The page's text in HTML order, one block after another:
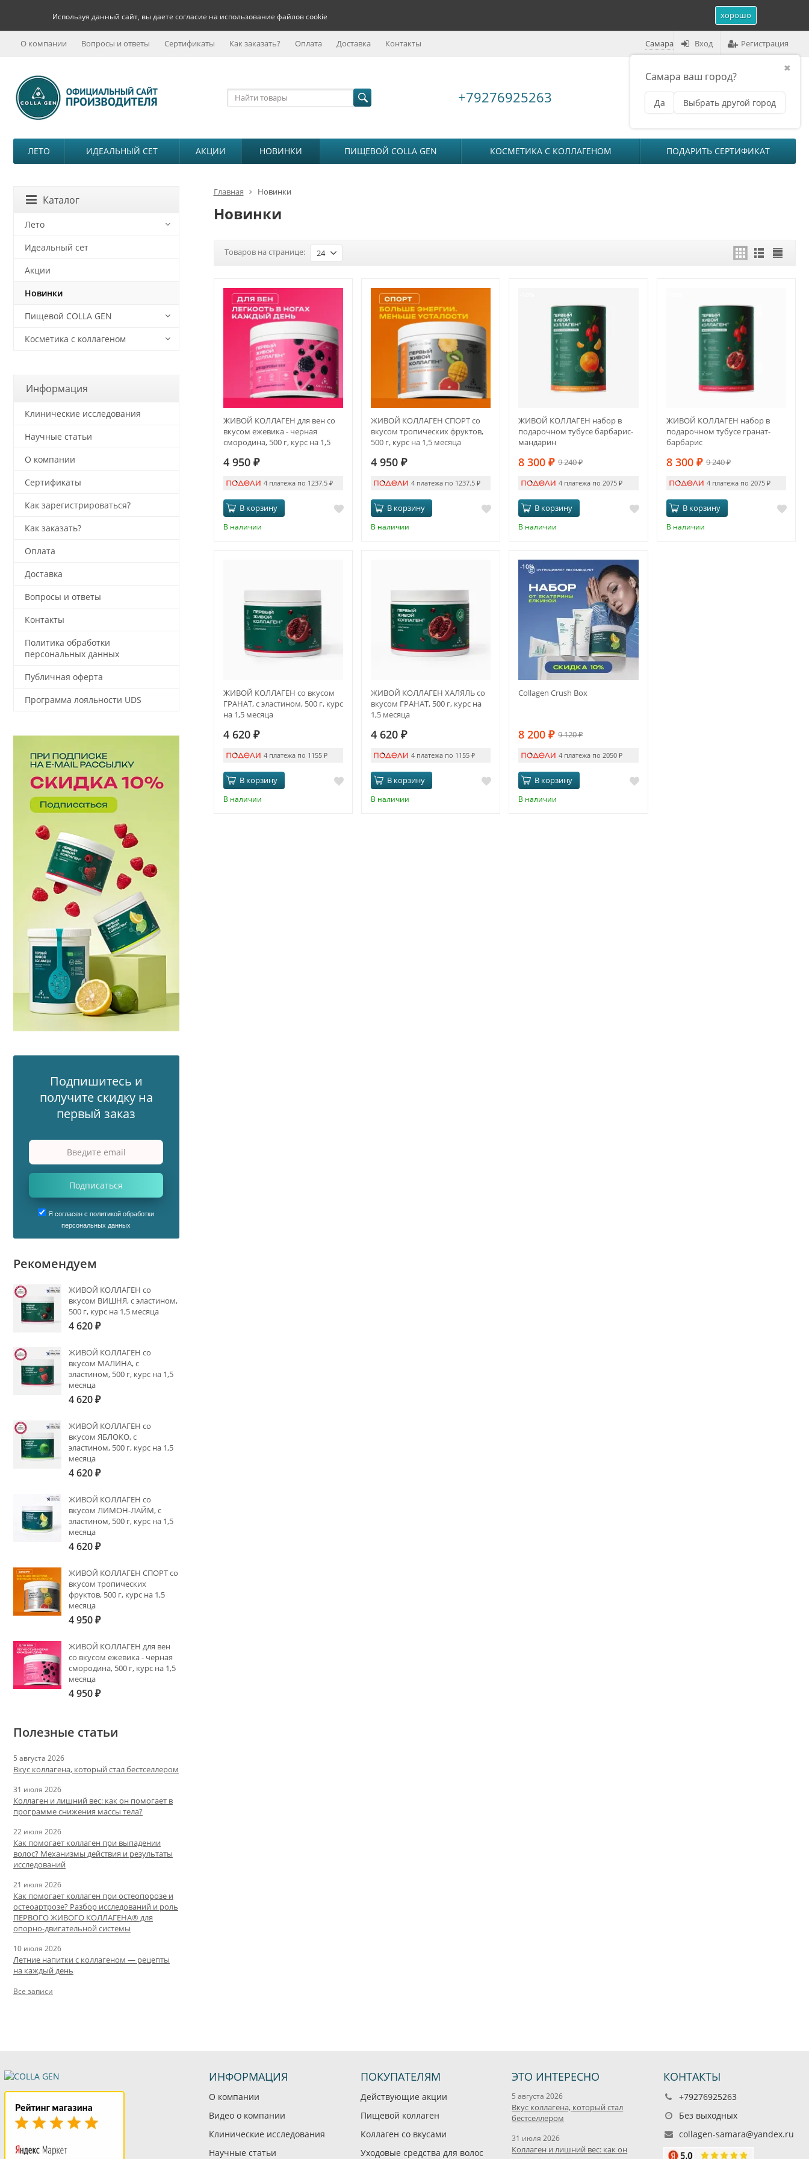
Используя данный сайт, вы даете согласие на использование файлов cookie хорошо
Самара
✖
Самара ваш город?
Да Выбрать другой город
Вход Регистрация
О компании Вопросы и ответы Сертификаты Как заказать? Оплата Доставка Контакты
+79276925263 на сумму0₽
ЛЕТО ИДЕАЛЬНЫЙ СЕТ АКЦИИ НОВИНКИ ПИЩЕВОЙ COLLA GEN КОСМЕТИКА С КОЛЛАГЕНОМ ПОДАРИТЬ СЕРТИФИКАТ
Главная Новинки
Новинки
Товаров на странице: 24
ЖИВОЙ КОЛЛАГЕН для вен со
вкусом ежевика - черная
смородина, 500 г, курс на 1,5
4 950 ₽
4 платежа по 1237.5₽
В корзину
В наличии
ЖИВОЙ КОЛЛАГЕН СПОРТ со
вкусом тропических фруктов,
500 г, курс на 1,5 месяца
4 950 ₽
4 платежа по 1237.5₽
В корзину
В наличии
ЖИВОЙ КОЛЛАГЕН набор в
подарочном тубусе барбарис-
мандарин
8 300₽ 9 240₽
4 платежа по 2075 ₽
В корзину
В наличии
ЖИВОЙ КОЛЛАГЕН набор в
подарочном тубусе гранат-
барбарис
8 300 ₽ 9 240₽
4 платежа по 2075₽
В корзину
В наличии
ЖИВОЙ КОЛЛАГЕН со вкусом
ГРАНАТ, с эластином, 500 г, курс
на 1,5 месяца
4 620 ₽
4 платежа по 1155₽
В корзину
В наличии
ЖИВОЙ КОЛЛАГЕН ХАЛЯЛЬ со
вкусом ГРАНАТ, 500 г, курс на
1,5 месяца
4 620 ₽
4 платежа по 1155₽
В корзину
В наличии
-10%
Collagen Crush Box
8 200₽ 9 120₽
4 платежа по 2050 ₽
В корзину
В наличии
Каталог
Лето
Идеальный сет
Акции
Новинки
Пищевой COLLA GEN
Косметика с коллагеном
Информация
Клинические исследования
Научные статьи
О компании
Сертификаты
Как зарегистрироваться?
Как заказать?
Оплата
Доставка
Вопросы и ответы
Контакты
Политика обработки
персональных данных
Публичная оферта
Программа лояльности UDS
Подпишитесь и
получите скидку на
первый заказ
Подписаться
Я согласен с политикой обработки
персональных данных
Рекомендуем
ЖИВОЙ КОЛЛАГЕН со
вкусом ВИШНЯ, с эластином,
500 г, курс на 1,5 месяца
4 620₽
ЖИВОЙ КОЛЛАГЕН со
вкусом МАЛИНА, с
эластином, 500 г, курс на 1,5
месяца
4 620₽
ЖИВОЙ КОЛЛАГЕН со
вкусом ЯБЛОКО, с
эластином, 500 г, курс на 1,5
месяца
4 620₽
ЖИВОЙ КОЛЛАГЕН со
вкусом ЛИМОН-ЛАЙМ, с
эластином, 500 г, курс на 1,5
месяца
4 620₽
ЖИВОЙ КОЛЛАГЕН СПОРТ со
вкусом тропических
фруктов, 500 г, курс на 1,5
месяца
4 950₽
ЖИВОЙ КОЛЛАГЕН для вен
со вкусом ежевика - черная
смородина, 500 г, курс на 1,5
месяца
4 950₽
Полезные статьи
5 августа 2026
Вкус коллагена, который стал бестселлером
31 июля 2026
Коллаген и лишний вес: как он помогает в
программе снижения массы тела?
22 июля 2026
Как помогает коллаген при выпадении
волос? Механизмы действия и результаты
исследований
21 июля 2026
Как помогает коллаген при остеопорозе и
остеоартрозе? Разбор исследований и роль
ПЕРВОГО ЖИВОГО КОЛЛАГЕНА® для
опорно-двигательной системы
10 июля 2026
Летние напитки с коллагеном — рецепты
на каждый день
Все записи
ИНФОРМАЦИЯ
О компании
Видео о компании
Клинические исследования
Научные статьи
ПОКУПАТЕЛЯМ
Действующие акции
Пищевой коллаген
Коллаген со вкусами
Уходовые средства для волос
ЭТО ИНТЕРЕСНО
5 августа 2026
Вкус коллагена, который стал
бестселлером
31 июля 2026
Коллаген и лишний вес: как он
КОНТАКТЫ
+79276925263
Без выходных
collagen-samara@yandex.ru